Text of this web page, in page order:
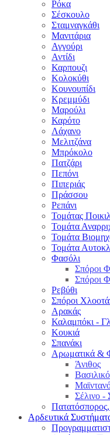
Ρόκα
Σέσκουλο
Σταμναγκάθι
Μανιτάρια
Αγγούρι
Αντίδι
Καρπουζι
Κολοκύθι
Κουνουπίδι
Κρεμμύδι
Μαρούλι
Καρότο
Λάχανο
Μελιτζάνα
Μπρόκολο
Πατζάρι
Πεπόνι
Πιπεριάς
Πράσσου
Ρεπάνι
Τομάτας
Τομάτα
Τομάτα
Τομάτα
Φασόλι
Σπόροι
Σπόροι
Ρεβύθι
Σπόροι
Αρακάς
Καλαμπόκι -
Κουκιά
Σπανάκι
Αρωματικά &
Άνιθος
Σέλινο -
Αρδευτικά